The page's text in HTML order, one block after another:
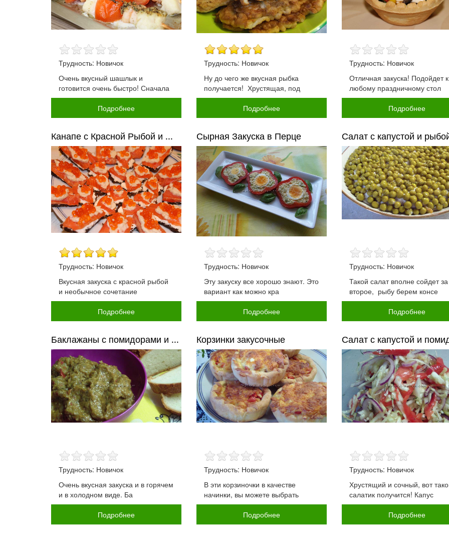
Трудность: Новичок
Очень вкусный шашлык и
готовится очень быстро! Сначала
Подробнее
Трудность: Новичок
Ну до чего же вкусная рыбка
получается! Хрустящая, под
Подробнее
Трудность: Новичок
Отличная закуска! Подойдет к
любому праздничному стол
Подробнее
Канапе с Красной Рыбой и ...
Трудность: Новичок
Вкусная закуска с красной рыбой
и необычное сочетание
Подробнее
Сырная Закуска в Перце
Трудность: Новичок
Эту закуску все хорошо знают. Это
вариант как можно кра
Подробнее
Салат с капустой и
Трудность: Новичок
Такой салат вполне сойдет за
второе, рыбу берем консе
Подробнее
Баклажаны с помидорами и ...
Трудность: Новичок
Очень вкусная закуска и в горячем
и в холодном виде. Ба
Подробнее
Корзинки закусочные
Трудность: Новичок
В эти корзиночки в качестве
начинки, вы можете выбрать
Подробнее
Салат с капустой и
Трудность: Новичок
Хрустящий и сочный, вот
салатик получится! Капус
Подробнее